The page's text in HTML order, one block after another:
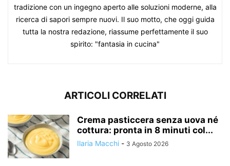
tradizione con un ingegno aperto alle soluzioni moderne, alla
ricerca di sapori sempre nuovi. Il suo motto, che oggi guida
tutta la nostra redazione, riassume perfettamente il suo
spirito: "fantasia in cucina"
ARTICOLI CORRELATI
Crema pasticcera senza uova né
cottura: pronta in 8 minuti col...
Ilaria Macchi - 3 Agosto 2026